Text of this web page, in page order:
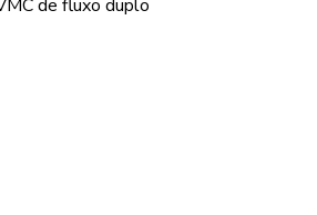
de fluxo duplo